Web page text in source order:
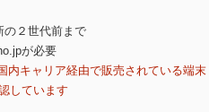
の２世代前まで
が必要
キャリア経由で販売されている端末
しています